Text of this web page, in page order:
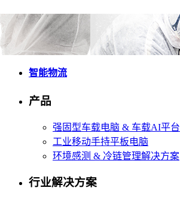
智能物流
产品
强固型车载电脑 & 车载AI平台
工业移动手持平板电脑
环境感测 & 冷链管理解决方案
行业解决方案